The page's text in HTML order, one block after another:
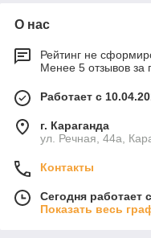
О нас
Рейтинг не
Менее 5 отзывов за
Работает с
г. Караганда
ул. Речная, 44а,
Контакты
Сегодня работает
Показать весь